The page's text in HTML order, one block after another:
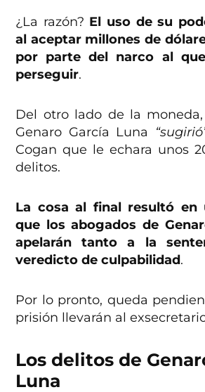
¿La razón? El uso de su
al aceptar millones de
por parte del narco al
perseguir.
Del otro lado de la
Genaro García Luna
Cogan que le echara unos
delitos.
La cosa al final resultó en
que los abogados de
apelarán
tanto a la
veredicto de culpabilidad.
Por lo pronto, queda
prisión llevarán al
Los delitos de
Luna